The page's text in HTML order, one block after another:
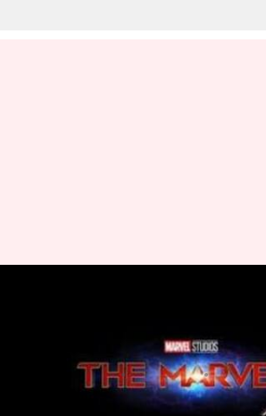
pertamanya
Handoko Feb 20, 2023 12:00 pm